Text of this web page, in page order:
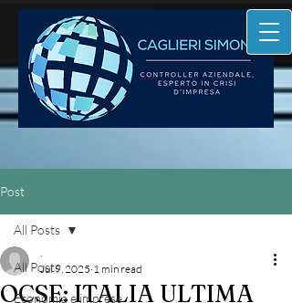
Post
All Posts
Economia e imprese
All Posts
OCSE: ITALIA ULTIMA
.
Jul 9, 2025 1 min read